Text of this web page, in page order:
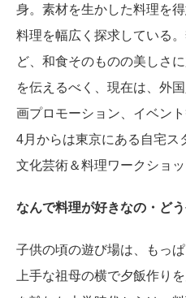
身。素材を生かした料理を
料理を幅広く探求している
ど、和食そのものの美しさ
を伝えるべく、現在は、外
画プロモーション、イベン
4月からは東京にある自宅ス
文化芸術＆料理ワークショッ
なんで料理が好きなの・ど
子供の頃の遊び場は、もっ
上手な祖母の横で夕飯作り